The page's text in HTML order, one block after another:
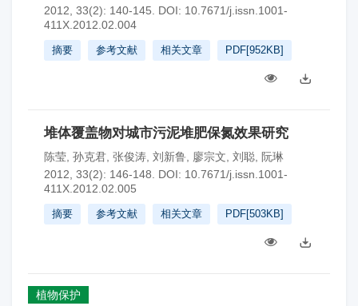
2012, 33(2): 140-145.
DOI: 10.7671/j.issn.1001-
411X.2012.02.004
摘要 参考文献 相关文章 PDF[952KB]
堆体覆盖物对城市污泥堆肥保氮效果研究
陈莹 孙克君 张俊涛 刘新鲁 廖宗文 刘聪
阮琳
2012, 33(2): 146-148.
DOI: 10.7671/j.issn.1001-
411X.2012.02.005
摘要 参考文献 相关文章 PDF[503KB]
植物保护